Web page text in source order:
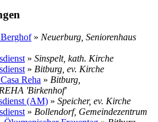
» Neuerburg, Seniorenhaus
» Sinspelt, kath. Kirche
» Bitburg, ev. Kirche
Reha » Bitburg,
'Birkenhof'
(AM) » Speicher, ev. Kirche
» Bollendorf, Gemeindezentrum